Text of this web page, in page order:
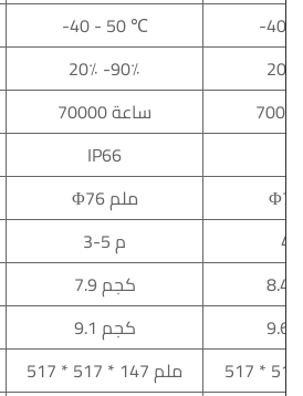
-40 - 50 ℃
-40
20٪ -90٪
70000 ساعة
IP66
Φ76 ملم
3-5 م
7.9 كجم
9.1 كجم
517 * 517 * 147 ملم